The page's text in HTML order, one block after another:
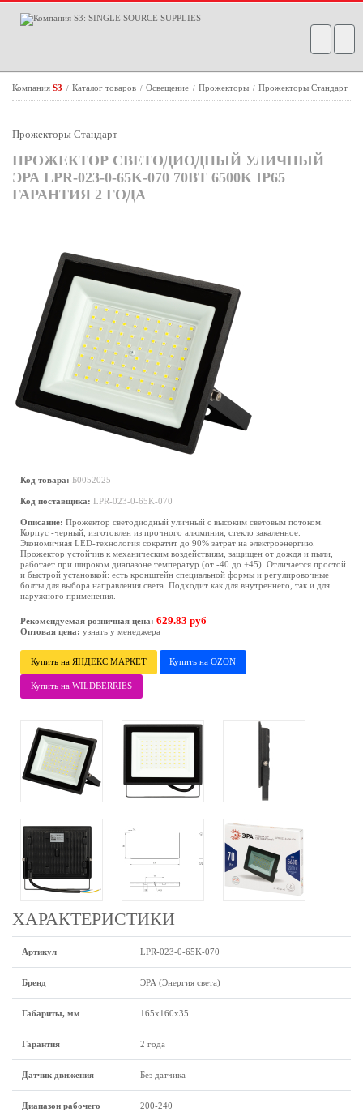
Компания S3 / Каталог товаров / Освещение / Прожекторы / Прожекторы Стандарт
Прожекторы Стандарт
ПРОЖЕКТОР СВЕТОДИОДНЫЙ УЛИЧНЫЙ
ЭРА LPR-023-0-65K-070 70ВТ 6500K IP65
ГАРАНТИЯ 2 ГОДА
Код товара: Б0052025
Код поставщика: LPR-023-0-65K-070
Описание: Прожектор светодиодный уличный с высоким световым потоком.
Корпус -черный, изготовлен из прочного алюминия, стекло закаленное.
Экономичная LED-технология сократит до 90% затрат на электроэнергию.
Прожектор устойчив к механическим воздействиям, защищен от дождя и пыли,
работает при широком диапазоне температур (от -40 до +45). Отличается простой
и быстрой установкой: есть кронштейн специальной формы и регулировочные
болты для выбора направления света. Подходит как для внутреннего, так и для
наружного применения.
Рекомендуемая розничная цена: 629.83 руб
Оптовая цена: узнать у менеджера
Купить на ЯНДЕКС МАРКЕТ Купить на OZON
Купить на WILDBERRIES
ХАРАКТЕРИСТИКИ
Артикул LPR-023-0-65K-070
Бренд ЭРА (Энергия света)
Габариты, мм 165х160х35
Гарантия 2 года
Датчик движения Без датчика
Диапазон рабочего
200-240